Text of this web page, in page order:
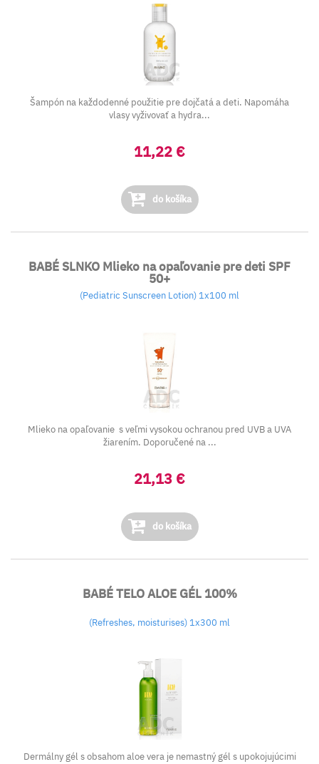
Šampón na každodenné použitie pre dojčatá a deti. Napomáha
vlasy vyživovať a hydra...
11,22 €
do košíka
BABÉ SLNKO Mlieko na opaľovanie pre deti SPF
50+
(Pediatric Sunscreen Lotion) 1x100 ml
Mlieko na opaľovanie s veľmi vysokou ochranou pred UVB a UVA
žiarením. Doporučené na ...
21,13 €
do košíka
BABÉ TELO ALOE GÉL 100%
(Refreshes, moisturises) 1x300 ml
Dermálny gél s obsahom aloe vera je nemastný gél s upokojujúcimi